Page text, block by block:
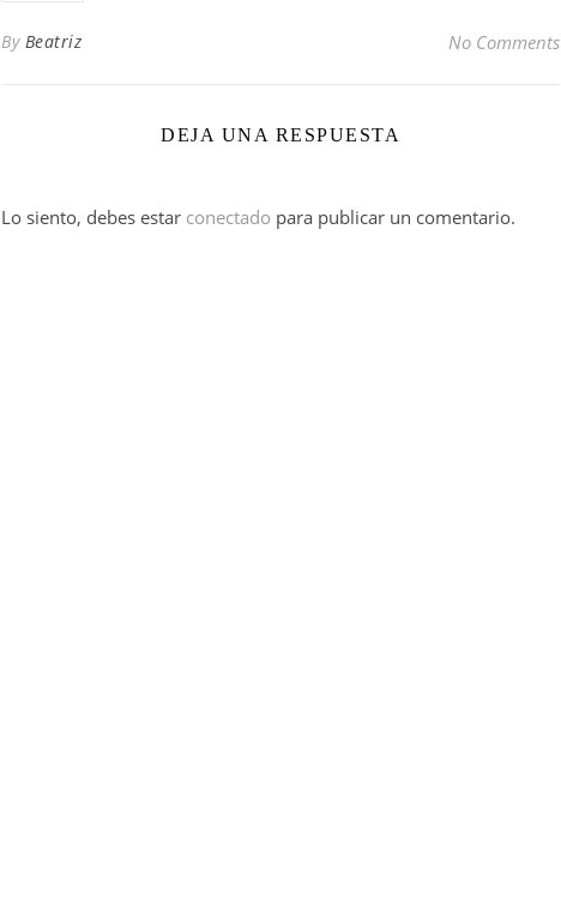
By Beatriz No Comments
DEJA UNA RESPUESTA
Lo siento, debes estar conectado para publicar un comentario.